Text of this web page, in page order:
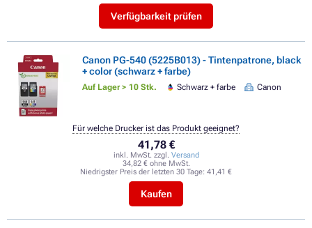
Verfügbarkeit prüfen
Canon PG-540 (5225B013) - Tintenpatrone, black
+ color (schwarz + farbe)
Auf Lager > 10 Stk. Schwarz + farbe Canon
41,78 €
inkl. MwSt. zzgl. Versand
34,82 € ohne MwSt.
Niedrigster Preis der letzten 30 Tage: 41,41 €
Kaufen
Für welche Drucker ist das Produkt geeignet?